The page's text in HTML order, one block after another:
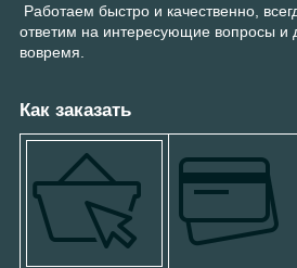
Работаем быстро и качественно,
ответим на интересующие вопросы и
вовремя.
Как заказать